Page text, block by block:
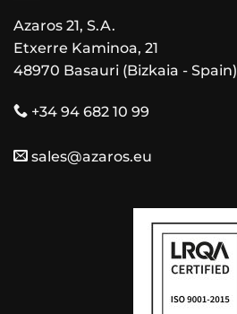
Azaros 21, S.A.
Etxerre Kaminoa, 21
48970 Basauri (Bizkaia - Spain)
+34 94 682 10 99
sales@azaros.eu